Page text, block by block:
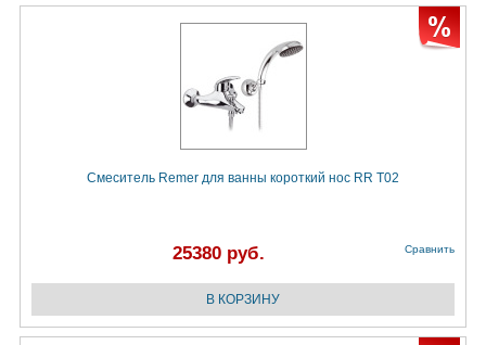
Смеситель Remer для ванны короткий нос RR T02
25380 руб. Сравнить